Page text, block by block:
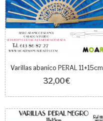
Varillas abanico PERAL 11+15cm
32,00 €